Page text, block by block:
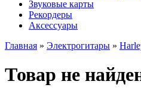
Звуковые карты
Рекордеры
Аксессуары
Главная » Электрогитары »
Товар не